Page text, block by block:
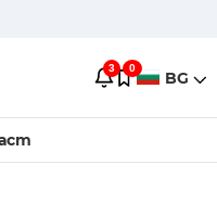
3 0 BG